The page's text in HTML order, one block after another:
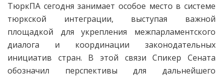
ТюркПА сегодня занимает особое место в системе
тюркской интеграции, выступая важной
площадкой для укрепления межпарламентского
диалога и координации законодательных
инициатив стран. В этой связи Спикер Сената
обозначил перспективы для дальнейшего